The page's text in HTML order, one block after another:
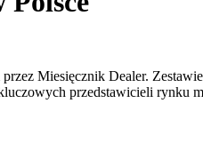
Miesięcznik Dealer.
przedstawicieli rynku